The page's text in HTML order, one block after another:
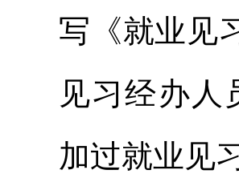
写《就业见
见习经办人
加过就业见